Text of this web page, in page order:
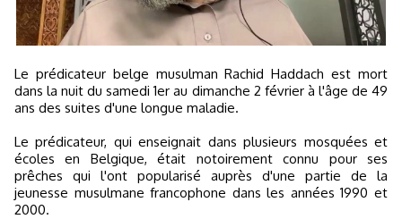
Le prédicateur belge musulman Rachid Haddach est mort
dans la nuit du samedi 1er au dimanche 2 février à l'âge de 49
ans des suites d'une longue maladie.
Le prédicateur, qui enseignait dans plusieurs mosquées et
écoles en Belgique, était notoirement connu pour ses
prêches qui l'ont popularisé auprès d'une partie de la
jeunesse musulmane francophone dans les années 1990 et
2000.